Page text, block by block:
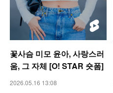
꽃사슴 미모 윤아, 사랑스러
움, 그 자체 [O! STAR 숏폼]
2026.05.16 13:08